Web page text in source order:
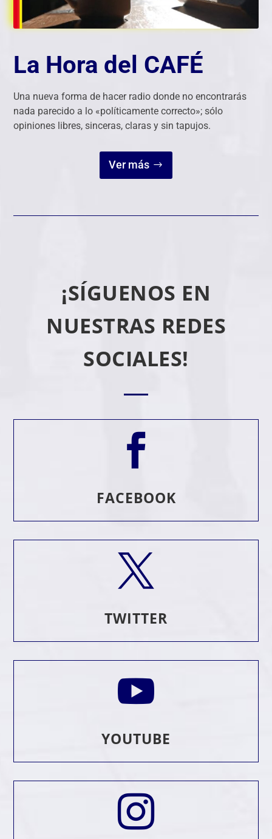
La Hora del CAFÉ
Una nueva forma de hacer radio donde no encontrarás
nada parecido a lo «políticamente correcto»; sólo
opiniones libres, sinceras, claras y sin tapujos.
Ver más
¡SÍGUENOS EN
NUESTRAS REDES
SOCIALES!

FACEBOOK

TWITTER

YOUTUBE
